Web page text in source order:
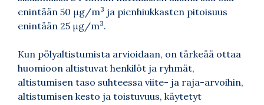
enintään 50 μg/m3 ja pienhiukkasten pitoisuus
enintään 25 μg/m3.
Kun pölyaltistumista arvioidaan, on tärkeää ottaa
huomioon altistuvat henkilöt ja ryhmät,
altistumisen taso suhteessa viite- ja raja-arvoihin,
altistumisen kesto ja toistuvuus, käytetyt